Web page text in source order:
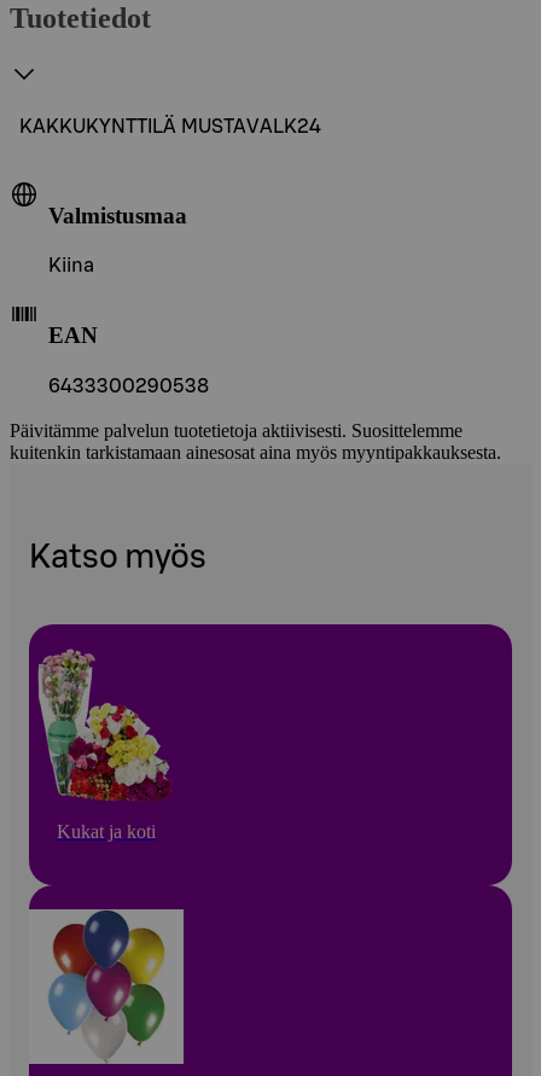
Tuotetiedot
KAKKUKYNTTILÄ MUSTAVALK24
Valmistusmaa
Kiina
EAN
6433300290538
Päivitämme palvelun tuotetietoja aktiivisesti. Suosittelemme
kuitenkin tarkistamaan ainesosat aina myös myyntipakkauksesta.
Katso myös
Kukat ja koti